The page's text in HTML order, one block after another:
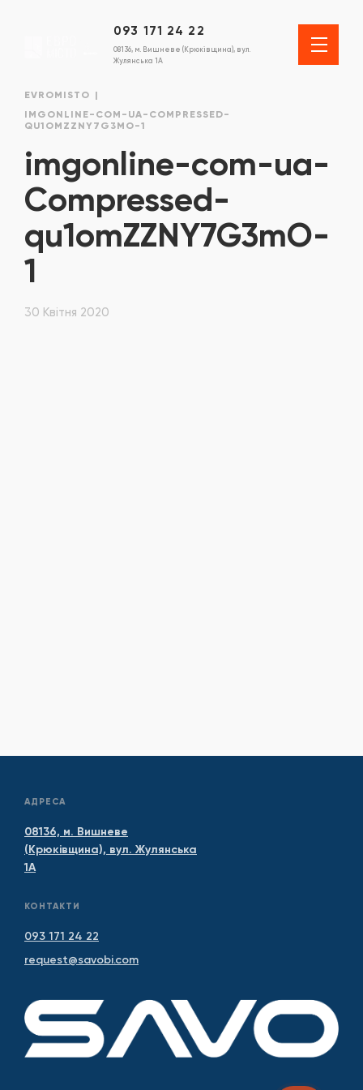
093 171 24 22
08136, м. Вишневе (Крюківщина), вул.
Жулянська 1А
EVROMISTO
IMGONLINE-COM-UA-COMPRESSED-
QU1OMZZNY7G3MO-1
imgonline-com-ua-
Compressed-
qu1omZZNY7G3mO-
1
30 Квітня 2020
АДРЕСА
08136, м. Вишневе
(Крюківщина), вул. Жулянська
1А
КОНТАКТИ
093 171 24 22
request@savobi.com